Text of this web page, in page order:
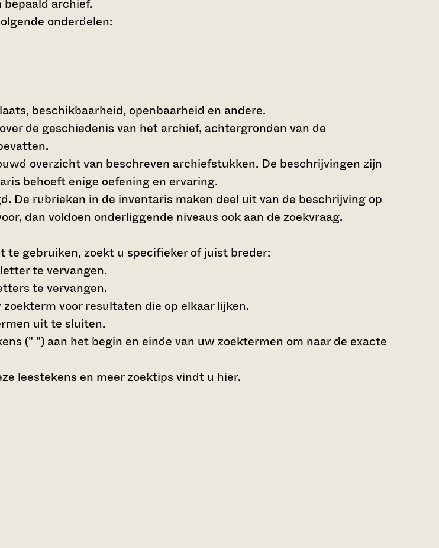
archief.
onderdelen:
beschikbaarheid, openbaarheid en andere.
de geschiedenis van het archief, achtergronden van de
overzicht van beschreven archiefstukken. De beschrijvingen zijn
behoeft enige oefening en ervaring.
De rubrieken in de inventaris maken deel uit van de beschrijving op
dan voldoen onderliggende niveaus ook aan de zoekvraag.
te gebruiken, zoekt u specifieker of juist breder:
te vervangen.
te vervangen.
zoekterm voor resultaten die op elkaar lijken.
uit te sluiten.
(" ") aan het begin en einde van uw zoektermen om naar de exacte
leestekens en meer zoektips vindt u hier.